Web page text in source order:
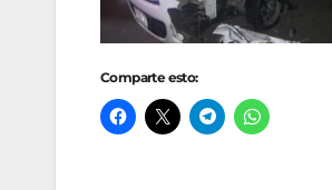
Comparte esto: